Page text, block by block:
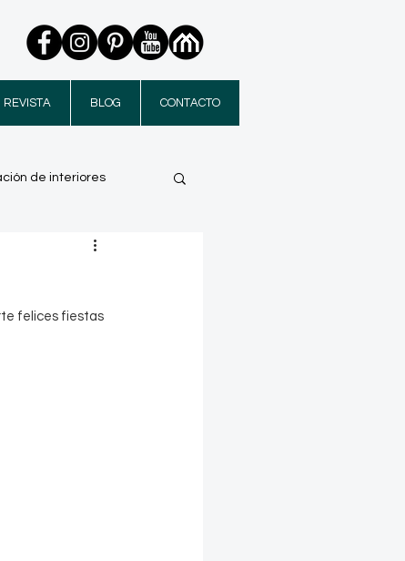
REVISTA BLOG CONTACTO
de interiores
felices fiestas